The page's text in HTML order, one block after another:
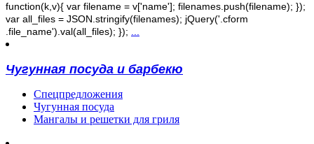
function(k,v){ var filename = v['name']; filenames.push(filename); });
var all_files = JSON.stringify(filenames); jQuery('.cform
.file_name').val(all_files); });
Чугунная посуда и барбекю
Спецпредложения
Чугунная посуда
Мангалы и решетки для гриля